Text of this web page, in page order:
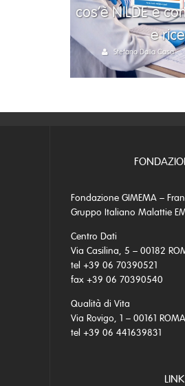
cos’è NILDE e
e
Stefano Dalla Casa
Fondazione GIMEMA –
Gruppo Italiano Malattie
Centro Dati
Via Casilina, 5 – 00182
tel +39 06 70390521
fax +39 06 70390540
Qualità di Vita
Via Rovigo, 1 – 00161 ROMA
tel +39 06 441639831